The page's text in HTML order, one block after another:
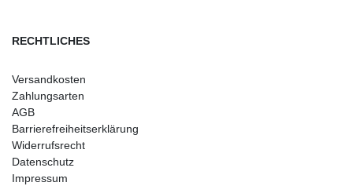
RECHTLICHES
Versandkosten
Zahlungsarten
AGB
Barrierefreiheitserklärung
Widerrufsrecht
Datenschutz
Impressum